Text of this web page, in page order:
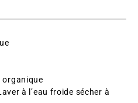
organique
à l’eau froide sécher à